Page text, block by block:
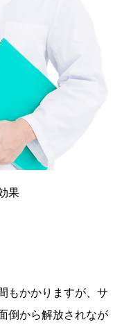
果
もかかりますが、サ
倒から解放されなが